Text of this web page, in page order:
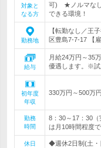
対象と
なる方
可) ★ノルマなし
できる環境！
勤務地
【転勤なし／王
区豊島7-7-17 【
給与
月給24万円～35
優遇します。※試
初年度
年収
330万円～500万円
勤務
時間
8：30～17：30
は月10時間程度
休日
◆週休2日制(土・